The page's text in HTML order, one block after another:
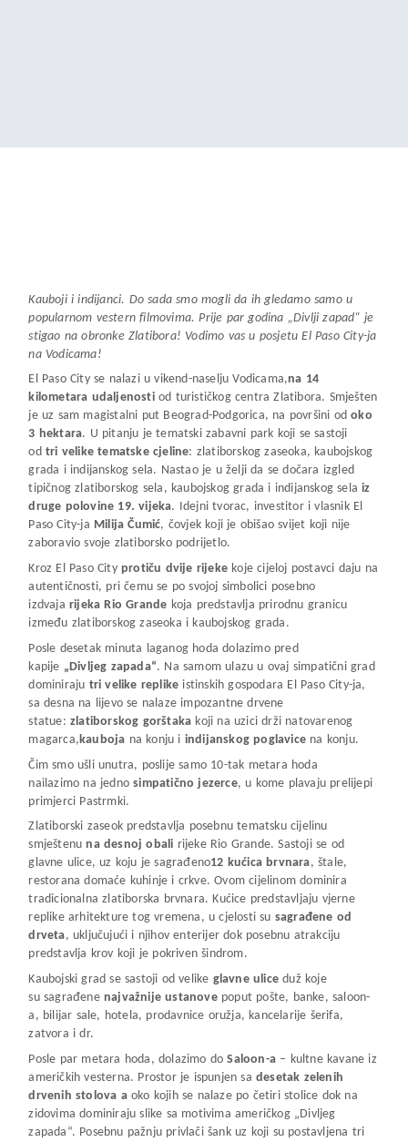
Kauboji i indijanci. Do sada smo mogli da ih gledamo samo u
popularnom vestern filmovima.Prije par godina „Divlji zapad“ je
stigao na obronke Zlatibora! Vodimo vas u posjetu El Paso City-ja
na Vodicama!
El Paso City se nalazi u vikend-naselju Vodicama,na 14
kilometara udaljenosti od turističkog centra Zlatibora. Smješten
je uz sam magistalni put Beograd-Podgorica, na površini odoko
3 hektara. U pitanju je tematski zabavni park koji se sastoji
od tri velike tematske cjeline: zlatiborskog zaseoka, kaubojskog
grada i indijanskog sela. Nastao je u želji da se dočara izgled
tipičnog zlatiborskog sela, kaubojskog grada i indijanskog selaiz
druge polovine 19. vijeka. Idejni tvorac, investitor i vlasnik El
Paso City-ja Milija Čumić, čovjek koji je obišao svijet koji nije
zaboravio svoje zlatiborsko podrijetlo.
Kroz El Paso City protiču dvije rijeke koje cijeloj postavci daju na
autentičnosti, pri čemu se po svojoj simbolici posebno
izdvaja rijeka Rio Grande koja predstavlja prirodnu granicu
između zlatiborskog zaseoka i kaubojskog grada.
Posle desetak minuta laganog hoda dolazimo pred
kapije „Divljeg zapada“. Na samom ulazu u ovaj simpatični grad
dominiraju tri velike replike istinskih gospodara El Paso City-ja,
sa desna na lijevo se nalaze impozantne drvene
statue: zlatiborskog gorštaka koji na uzici drži natovarenog
magarca, kauboja na konju i indijanskog poglavice na konju.
Čim smo ušli unutra, poslije samo 10-tak metara hoda
nailazimo na jednosimpatično jezerce, u kome plavaju prelijepi
primjerci Pastrmki.
Zlatiborski zaseok predstavlja posebnu tematsku cijelinu
smještenuna desnoj obali rijeke Rio Grande. Sastoji se od
glavne ulice, uz koju je sagrađeno12 kućica brvnara, štale,
restorana domaće kuhinje i crkve. Ovom cijelinom dominira
tradicionalna zlatiborska brvnara. Kućice predstavljaju vjerne
replike arhitekture tog vremena, u cjelosti su sagrađene od
drveta, uključujući i njihov enterijer dok posebnu atrakciju
predstavlja krov koji je pokriven šindrom.
Kaubojski grad se sastoji od velike glavne uliceduž koje
su sagrađene najvažnije ustanove poput pošte, banke, saloon-
a, bilijar sale, hotela, prodavnice oružja, kancelarije šerifa,
zatvora i dr.
Posle par metara hoda, dolazimo doSaloon-a – kultne kavane iz
američkih vesterna. Prostor je ispunjen sa desetak zelenih
drvenih stolova a oko kojih se nalaze po četiri stolice dok na
zidovima dominiraju slike sa motivima američkog „Divljeg
zapada“. Posebnu pažnju privlači šank uz koji su postavljena tri